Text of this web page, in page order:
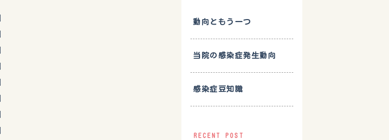
動向ともう一つ
当院の感染症発生動向
感染症豆知識
RECENT POST